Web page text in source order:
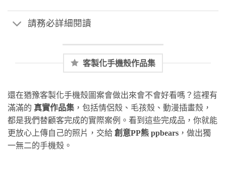
請務必詳細閱讀
客製化手機殼作品集
還在猶豫客製化手機殼圖案會做出來會不會好看嗎？這裡有
滿滿的 真實作品集 ，包括情侶殼、毛孩殼、動漫插畫殼，
都是我們替顧客完成的實際案例。看到這些完成品，你就能
更放心上傳自己的照片，交給 創意PP熊 ppbears ，做出獨
一無二的手機殼。